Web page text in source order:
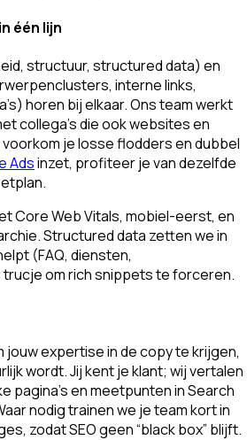
één lijn
structuur, structured data) en
interne links,
horen bij elkaar. Ons team werkt
collega’s die ook websites en
je losse flodders en dubbel
Adsinzet, profiteer je van dezelfde
Core Web Vitals, mobiel-eerst, en
Structured data zetten we in
(FAQ, diensten,
om rich snippets te forceren.
jouw expertise in de copy te krijgen,
wordt. Jij kent je klant; wij vertalen
pagina’s en meetpunten in Search
nodig trainen we je team kort in
zodat SEO geen “black box” blijft.